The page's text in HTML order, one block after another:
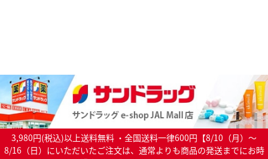
3,980円(税込)以上送料無料 ・全国送料一律600円【8/10（月）～
8/16（日）にいただいたご注文は、通常よりも商品の発送までにお時